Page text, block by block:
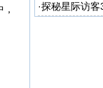
·探秘星际访客